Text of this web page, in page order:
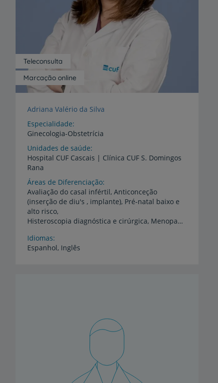
Marcação online
Teleconsulta
Adriana Valério da Silva
Especialidade
Ginecologia-Obstetrícia
Unidades de saúde
Hospital CUF Cascais | Clínica CUF S. Domingos
Rana
Áreas de Diferenciação
Avaliação do casal infértil, Anticonceção
(inserção de diu's , implante), Pré-natal baixo e
alto risco,
Histeroscopia diagnóstica e cirúrgica, Menopausa, Ginecologia endócrina (alterações no ciclo menstrual)
Idiomas
Espanhol, Inglês